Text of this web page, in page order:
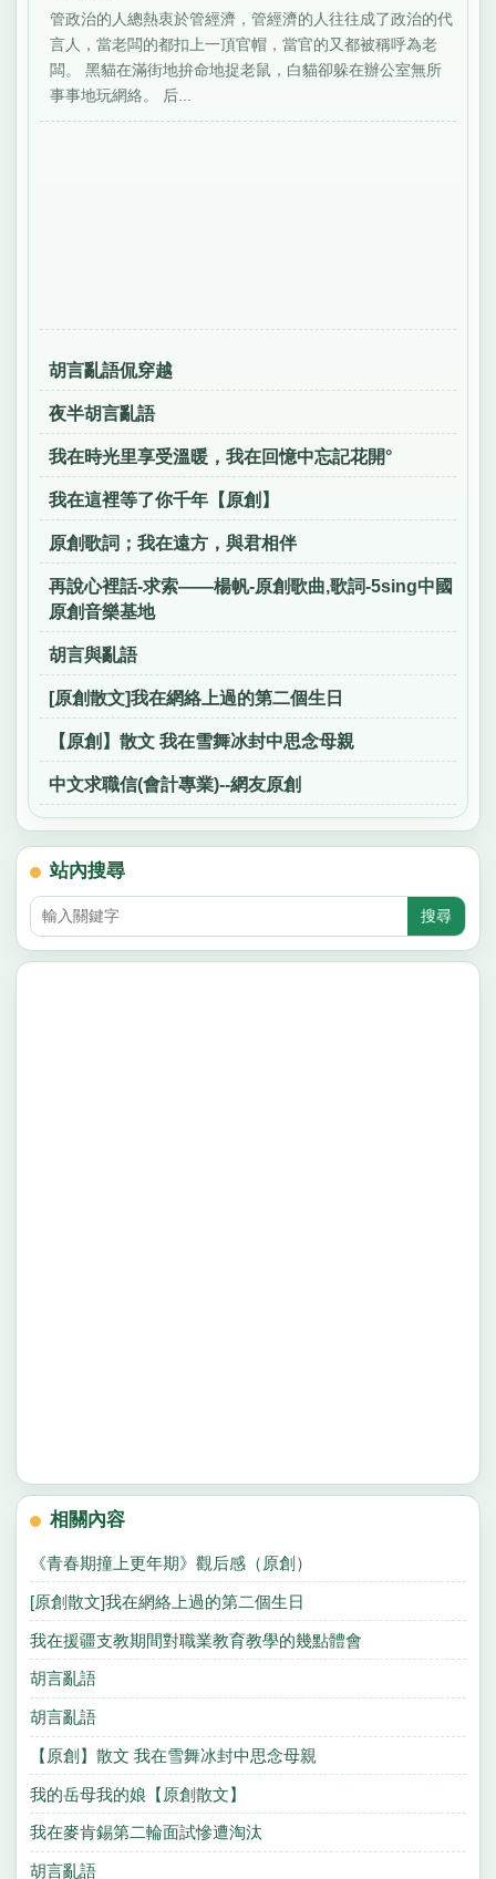
管政治的人總熱衷於管經濟，管經濟的人往往成了政治的代
言人，當老闆的都扣上一頂官帽，當官的又都被稱呼為老
闆。 黑貓在滿街地拚命地捉老鼠，白貓卻躲在辦公室無所
事事地玩網絡。 后...
胡言亂語侃穿越
夜半胡言亂語
我在時光里享受溫暖，我在回憶中忘記花開°
我在這裡等了你千年【原創】
原創歌詞；我在遠方，與君相伴
再說心裡話-求索——楊帆-原創歌曲,歌詞-5sing中國
原創音樂基地
胡言與亂語
[原創散文]我在網絡上過的第二個生日
【原創】散文 我在雪舞冰封中思念母親
中文求職信(會計專業)--網友原創
站內搜尋
相關內容
《青春期撞上更年期》觀后感（原創）
[原創散文]我在網絡上過的第二個生日
我在援疆支教期間對職業教育教學的幾點體會
胡言亂語
胡言亂語
【原創】散文 我在雪舞冰封中思念母親
我的岳母我的娘【原創散文】
我在麥肯錫第二輪面試慘遭淘汰
胡言亂語